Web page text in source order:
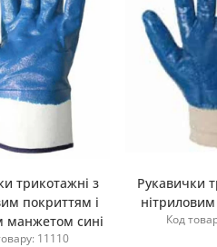
Купити
трикотажні з
покриттям і
манжетом сині
11110
Рукавички
Код